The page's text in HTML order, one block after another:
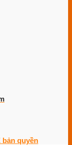
bản quyền